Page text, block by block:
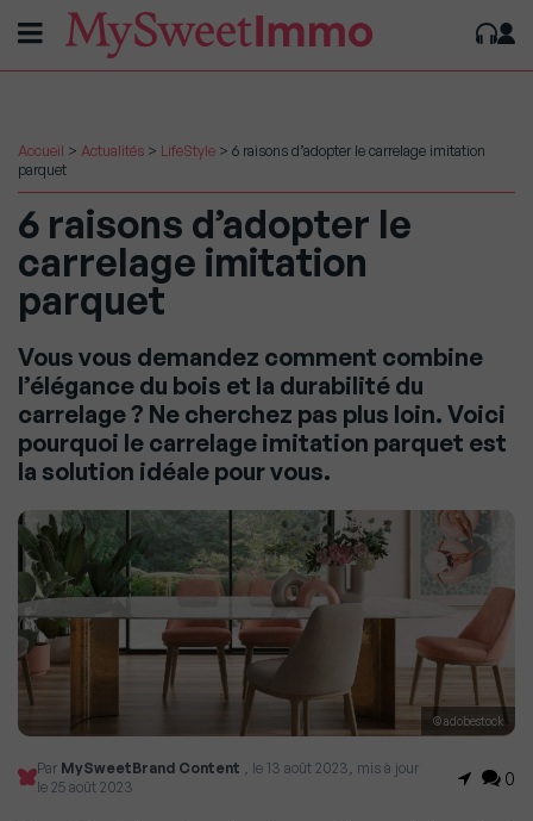
Accueil > Actualités > LifeStyle > 6 raisons d’adopter le carrelage imitation
parquet
6 raisons d’adopter le
carrelage imitation
parquet
Vous vous demandez comment combine
l’élégance du bois et la durabilité du
carrelage ? Ne cherchez pas plus loin. Voici
pourquoi le carrelage imitation parquet est
la solution idéale pour vous.
© adobestock
Par MySweetBrand Content , le 13 août 2023, mis à jour
le 25 août 2023
0